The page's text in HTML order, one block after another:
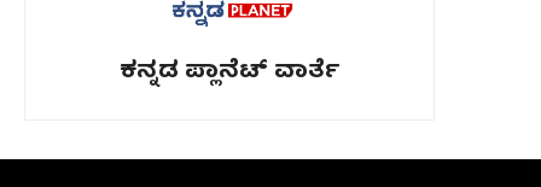
ಕನ್ನಡ ಪ್ಲಾನೆಟ್ ವಾರ್ತೆ